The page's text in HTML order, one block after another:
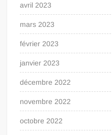
avril 2023
mars 2023
février 2023
janvier 2023
décembre 2022
novembre 2022
octobre 2022